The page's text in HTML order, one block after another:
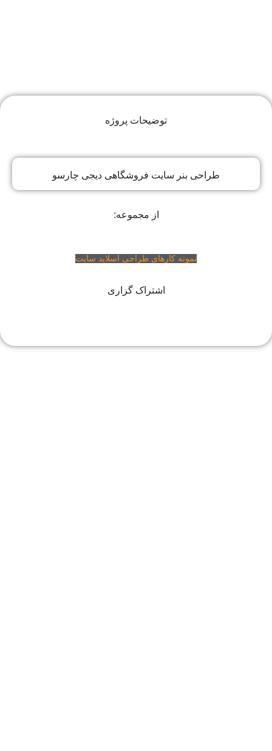
توضیحات پروژه
طراحی بنر سایت فروشگاهی دیجی چارسو
از مجموعه:
نمونه کارهای طراحی اسلاید سایت
اشتراک گزاری